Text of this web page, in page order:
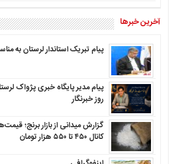
آخرین خبرها
پیام تبریک استاندار لرستان به‌
پیام مدیر پایگاه خبری پژواک
روز خبرنگار
گزارش میدانی از بازار برنج؛
کانال ۴۵۰ تا ۵۵۰ هزار تومان